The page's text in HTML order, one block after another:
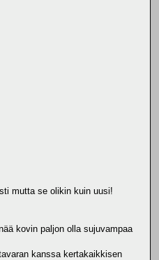
mutta se olikin kuin uusi!
kovin paljon olla sujuvampaa
kanssa kertakaikkisen